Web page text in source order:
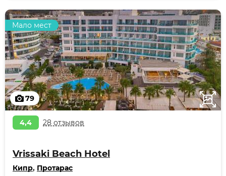
79
Мало мест
4,4 28 отзывов
Vrissaki Beach Hotel
Кипр, Протарас